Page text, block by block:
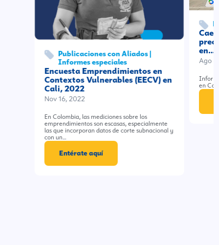
Publicaciones con Aliados |
Informes especiales
Encuesta Emprendimientos en
Contextos Vulnerables (EECV) en
Cali, 2022
Nov 16, 2022
En Colombia, las mediciones sobre los
emprendimientos son escasas, especialmente
las que incorporan datos de corte subnacional y
con un…
Entérate aquí
Cae
en…
Ago
en